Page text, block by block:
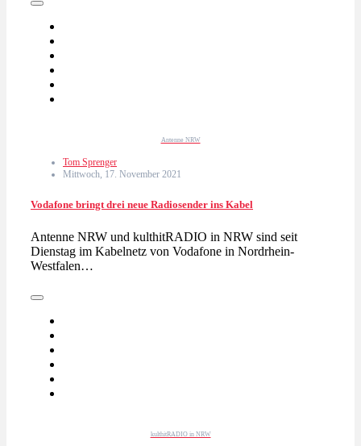
Antenne NRW
Tom Sprenger
Mittwoch, 17. November 2021
Vodafone bringt drei neue Radiosender ins Kabel
Antenne NRW und kulthitRADIO in NRW sind seit
Dienstag im Kabelnetz von Vodafone in Nordrhein-
Westfalen…
kulthitRADIO in NRW